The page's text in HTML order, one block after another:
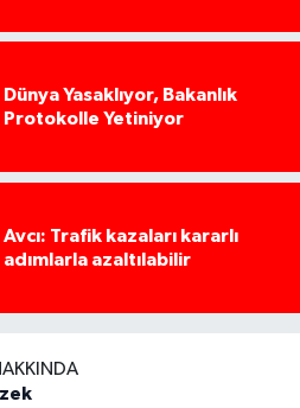
Dünya Yasaklıyor, Bakanlık
Protokolle Yetiniyor
Avcı: Trafik kazaları kararlı
adımlarla azaltılabilir